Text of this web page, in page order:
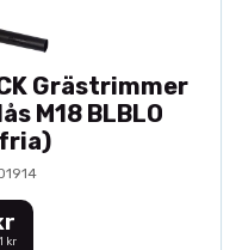
Grästrimmer
M18 BLBLO
kr